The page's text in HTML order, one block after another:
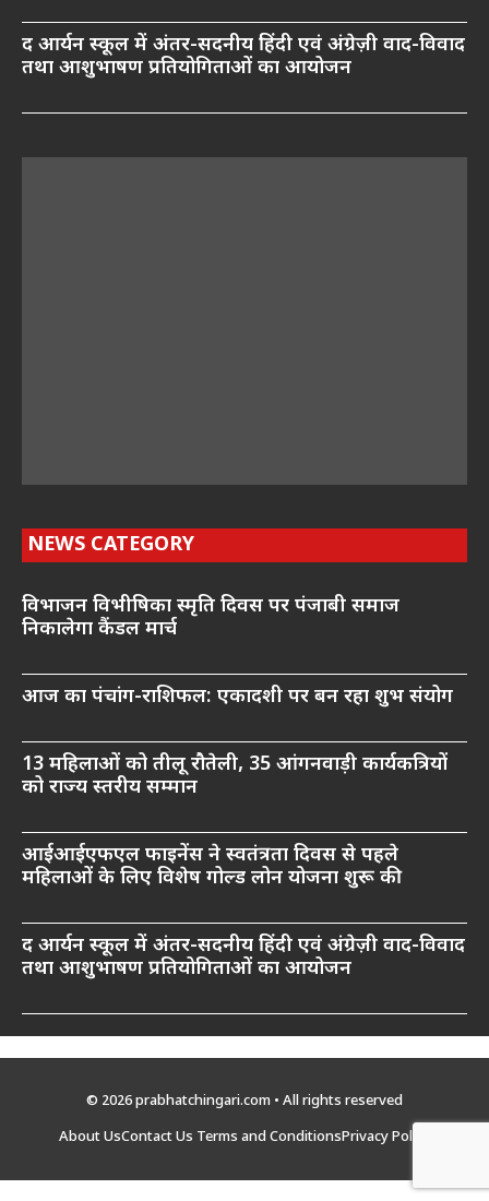
द आर्यन स्कूल में अंतर-सदनीय हिंदी एवं अंग्रेज़ी वाद-विवाद
तथा आशुभाषण प्रतियोगिताओं का आयोजन
NEWS CATEGORY
विभाजन विभीषिका स्मृति दिवस पर पंजाबी समाज
निकालेगा कैंडल मार्च
आज का पंचांग-राशिफल: एकादशी पर बन रहा शुभ संयोग
13 महिलाओं को तीलू रौतेली, 35 आंगनवाड़ी कार्यकत्रियों
को राज्य स्तरीय सम्मान
आईआईएफएल फाइनेंस ने स्वतंत्रता दिवस से पहले
महिलाओं के लिए विशेष गोल्ड लोन योजना शुरू की
द आर्यन स्कूल में अंतर-सदनीय हिंदी एवं अंग्रेज़ी वाद-विवाद
तथा आशुभाषण प्रतियोगिताओं का आयोजन
© 2026 prabhatchingari.com • All rights reserved
About UsContact Us Terms and ConditionsPrivacy Policy